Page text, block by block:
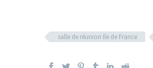
salle de réunion Ile de France